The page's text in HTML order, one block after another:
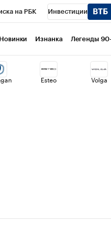
на РБК Инвестиции
проекты Город
рейтинги Франшизы
Новинки Изнанка Легенды
Esteo Volga